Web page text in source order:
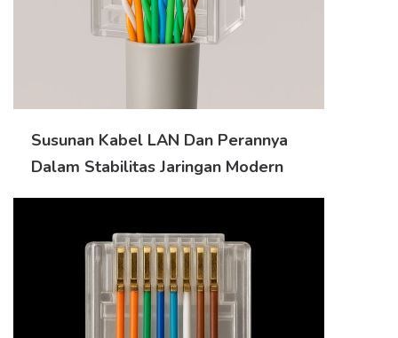
Susunan Kabel LAN Dan Perannya
Dalam Stabilitas Jaringan Modern